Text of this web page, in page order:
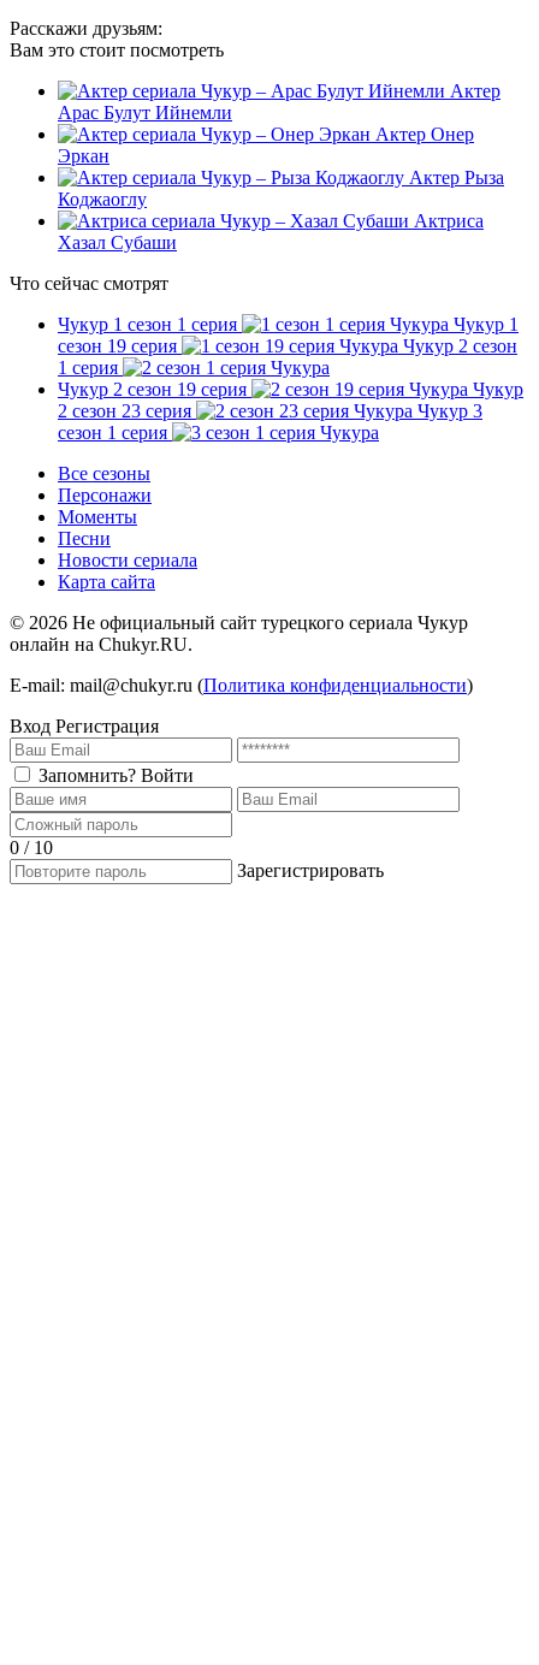
Расскажи друзьям:
Вам это стоит посмотреть
Актер
Арас Булут Ийнемли
Актер Онер
Эркан
Актер Рыза
Коджаоглу
Актриса
Хазал Субаши
Что сейчас смотрят
Чукур 1 сезон 1 серия
Чукур 1
сезон 19 серия
Чукур 2 сезон
1 серия
Чукур 2 сезон 19 серия
Чукур
2 сезон 23 серия
Чукур 3
сезон 1 серия
Все сезоны
Персонажи
Моменты
Песни
Новости сериала
Карта сайта
© 2026 Не официальный сайт турецкого сериала Чукур
онлайн на Chukyr.RU.
E-mail: mail@chukyr.ru (Политика конфиденциальности)
Вход Регистрация
Запомнить? Войти
0 / 10
Зарегистрировать